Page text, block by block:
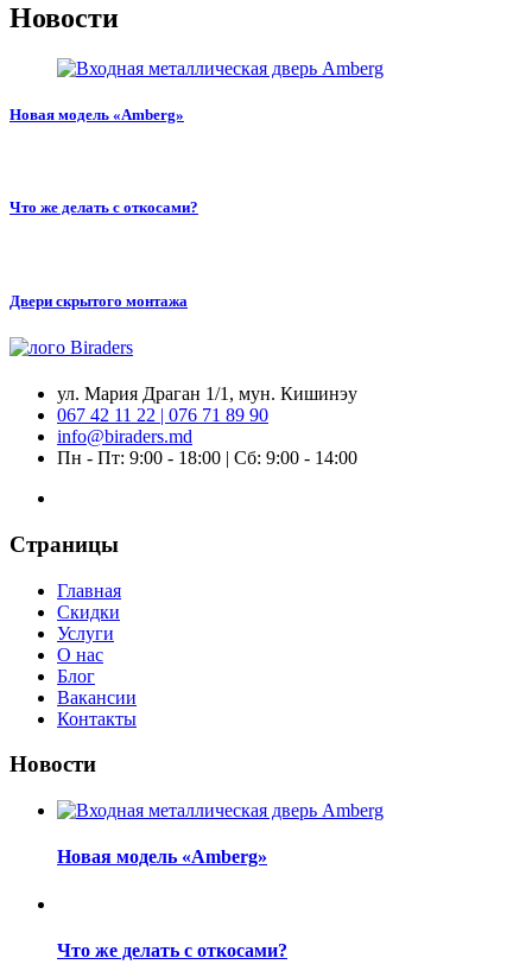
Новости
Новая модель «Amberg»
Что же делать с откосами?
Двери скрытого монтажа
ул. Мария Драган 1/1, мун. Кишинэу
067 42 11 22 | 076 71 89 90
info@biraders.md
Пн - Пт: 9:00 - 18:00 | Сб: 9:00 - 14:00
Страницы
Главная
Скидки
Услуги
О нас
Блог
Вакансии
Контакты
Новости
Новая модель «Amberg»
Что же делать с откосами?